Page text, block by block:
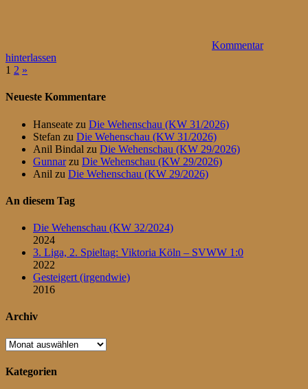
Kommentar
hinterlassen
Seitennummerierung
der
1 2 Nächste
»
Neueste Kommentare
Hanseate zu Die Wehenschau (KW 31/2026)
Stefan zu Die Wehenschau (KW 31/2026)
Anil Bindal zu Die Wehenschau (KW 29/2026)
Gunnarzu Die Wehenschau (KW 29/2026)
Anil zu Die Wehenschau (KW 29/2026)
An diesem Tag
Die Wehenschau (KW 32/2024)
2024
3. Liga, 2. Spieltag: Viktoria Köln – SVWW 1:0
2022
Gesteigert (irgendwie)
2016
Archiv
Archiv
Kategorien